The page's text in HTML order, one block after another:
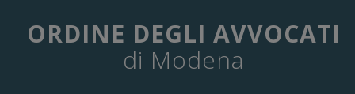
ORDINE DEGLI AVVOCATI
di Modena